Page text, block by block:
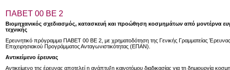
ΠΑΒΕT 00 ΒΕ 2
Βιομηχανικός σχεδιασμός, κατασκευή και προώθηση κοσμημάτων από μοντέρνα
τεχνικής
Ερευνητικό πρόγραμμα ΠΑΒΕT 00 BE 2, με χρηματοδότηση της Γενικής Γραμματείας
Επιχειρησιακού Προγράμματος Ανταγωνιστικότητας (ΕΠΑΝ).
Αντικείμενο έρευνας
Αντικείμενο της έρευνας αποτελεί η ανάπτυξη καινοτόμου διαδικασίας για τη δημιουργία